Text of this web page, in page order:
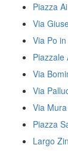
Piazza
Via
Via Po
Piazzale
Via
Via
Via
Piazza
Largo